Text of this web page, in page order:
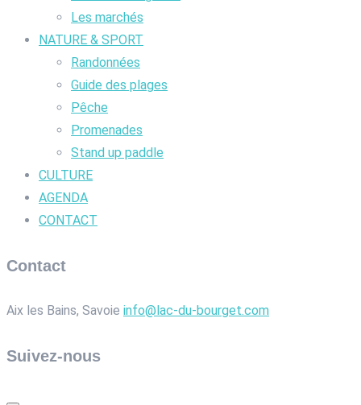
Les marchés
NATURE & SPORT
Randonnées
Guide des plages
Pêche
Promenades
Stand up paddle
CULTURE
AGENDA
CONTACT
Contact
Aix les Bains, Savoie info@lac-du-bourget.com
Suivez-nous